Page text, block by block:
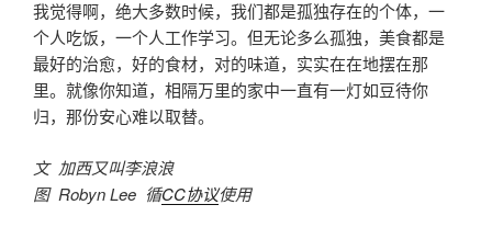
我觉得啊，绝大多数时候，我们都是孤独存在的个体，一
个人吃饭，一个人工作学习。但无论多么孤独，美食都是
最好的治愈，好的食材，对的味道，实实在在地摆在那
里。就像你知道，相隔万里的家中一直有一灯如豆待你
归，那份安心难以取替。
文 加西又叫李浪浪
图 Robyn Lee 循CC协议使用